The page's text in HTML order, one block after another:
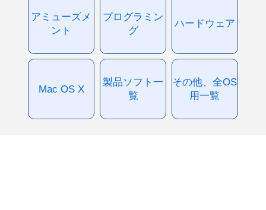
アミューズメ
ント
プログラミン
グ
ハードウェア
Mac OS X
製品ソフト一
覧
その他、全OS
用一覧